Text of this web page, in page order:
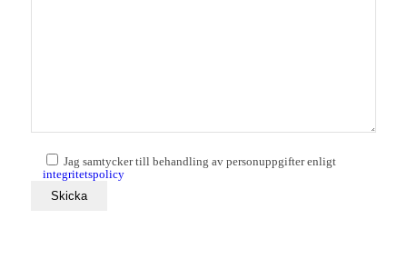
Jag samtycker till behandling av personuppgifter enligt
integritetspolicy